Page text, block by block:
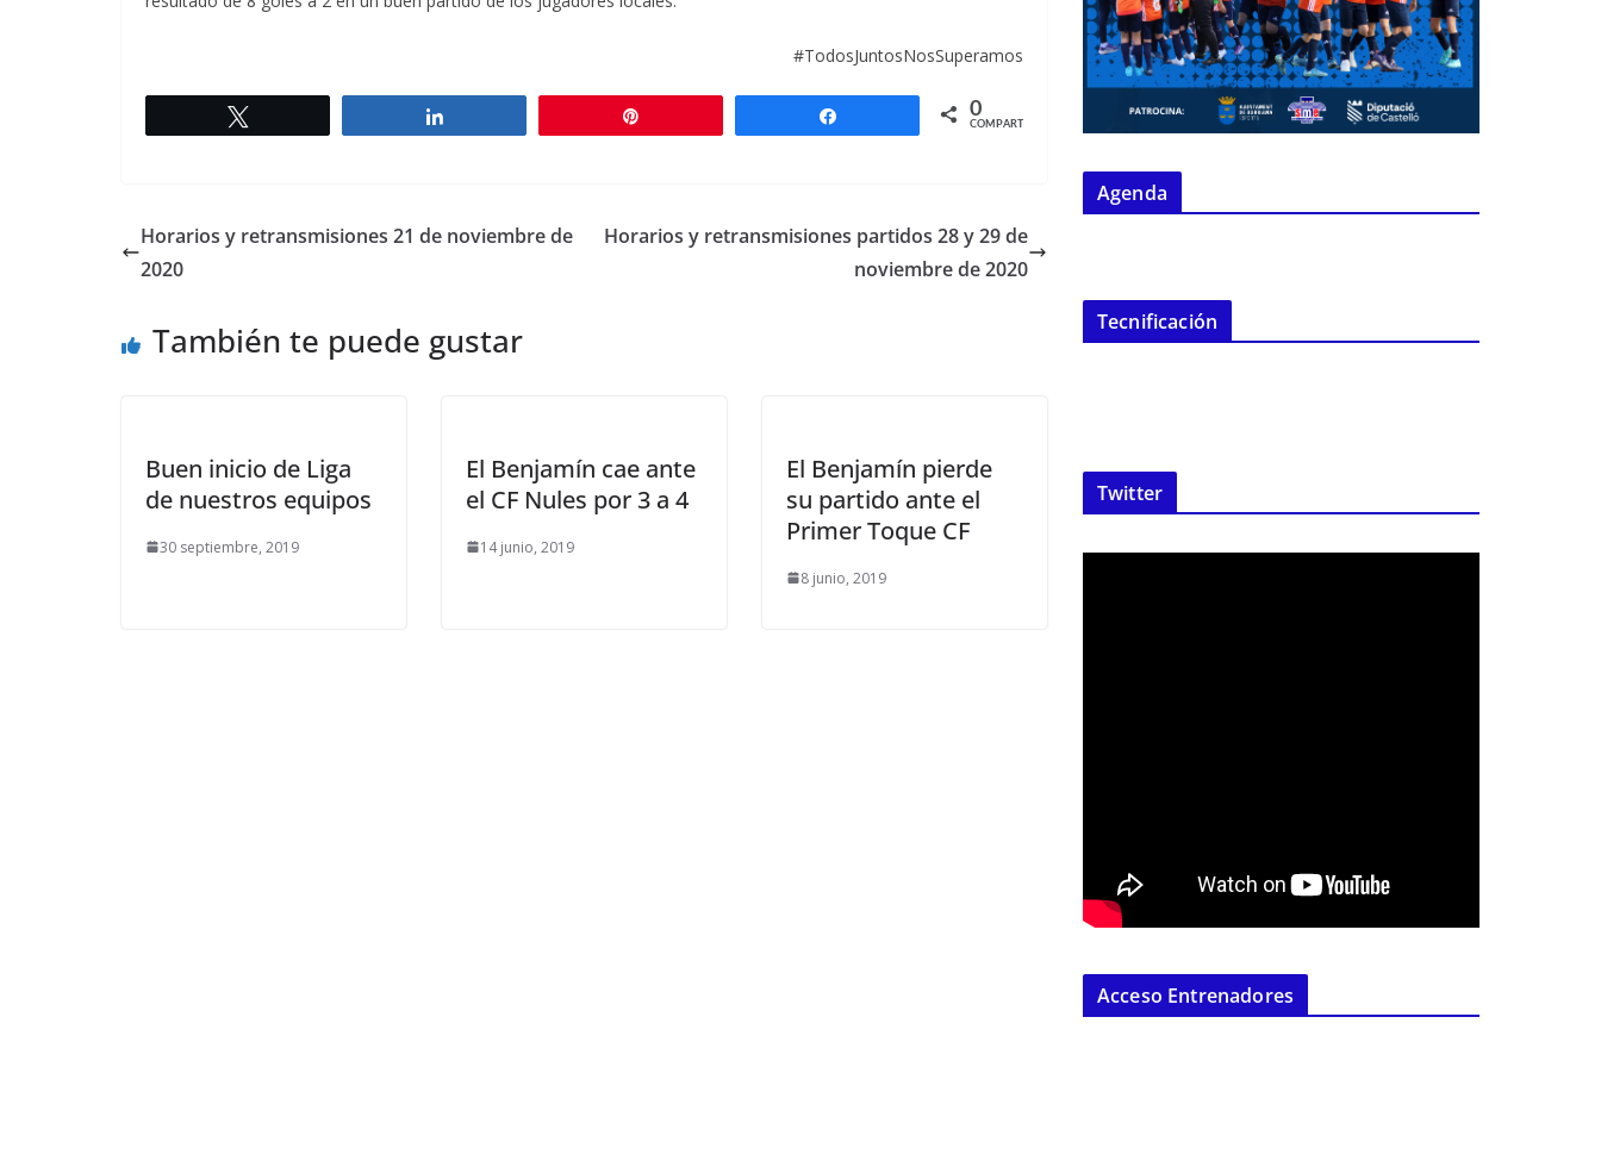
#TodosJuntosNosSuperamos
0
COMPARTIR
Horarios y retransmisiones 21 de noviembre de
2020
Horarios y retransmisiones partidos 28 y 29 de
noviembre de 2020
También te puede gustar
Buen inicio de Liga
de nuestros equipos
30 septiembre, 2019
El Benjamín cae ante
el CF Nules por 3 a 4
14 junio, 2019
El Benjamín pierde
su partido ante el
Primer Toque CF
8 junio, 2019
Agenda
Tecnificación
Twitter
Acceso Entrenadores